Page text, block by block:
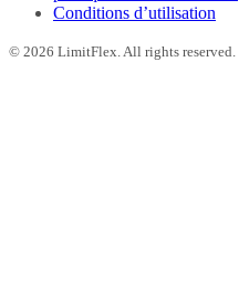
Conditions d’utilisation
© 2026 LimitFlex. All rights reserved.